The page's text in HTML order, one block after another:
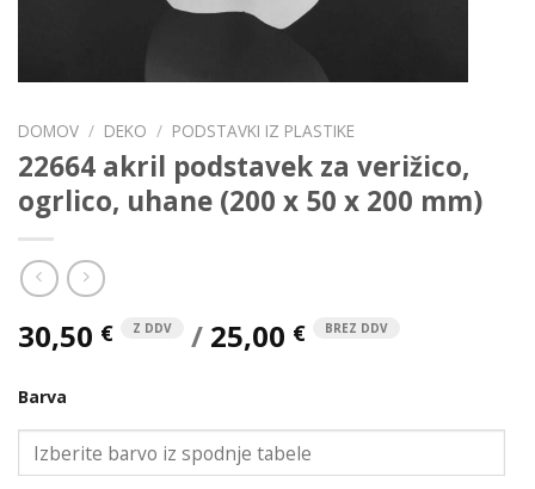
DOMOV / DEKO / PODSTAVKI IZ PLASTIKE
22664 akril podstavek za verižico,
ogrlico, uhane (200 x 50 x 200 mm)
30,50 € Z DDV / 25,00 € BREZ DDV
Barva